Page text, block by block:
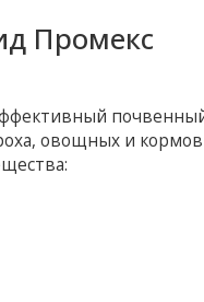
Промекс
овощных и